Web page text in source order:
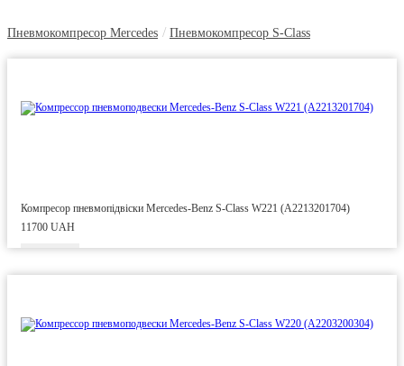
Пневмокомпресор Mercedes / Пневмокомпресор S-Class
Компресор пневмопідвіски Mercedes-Benz S-Class W221 (A2213201704)
11700 UAH